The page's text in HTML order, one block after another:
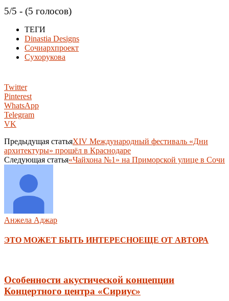
5/5 - (5 голосов)
ТЕГИ
Dinastia Designs
Сочиархпроект
Сухорукова
Twitter
Pinterest
WhatsApp
Telegram
VK
Предыдущая статьяXIV Международный фестиваль «Дни
архитектуры» прошёл в Краснодаре
Следующая статья«Чайхона №1» на Приморской улице в Сочи
Анжела Аджар
ЭТО МОЖЕТ БЫТЬ ИНТЕРЕСНОЕЩЕ ОТ АВТОРА
Особенности акустической концепции
Концертного центра «Сириус»